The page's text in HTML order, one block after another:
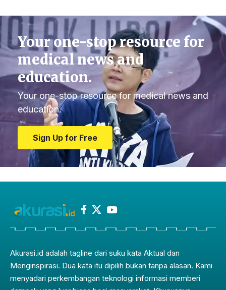
Your one-stop resource for
medical news and
education.
Your one-stop resource for medical news and
education.
Sign Up for Free
Akurasi.id adalah tagline dari suku kata Aktual dan
Menginspirasi. Dua kata itu dipilih bukan tanpa alasan. Kami
menyadari perkembangan teknologi informasi memberi